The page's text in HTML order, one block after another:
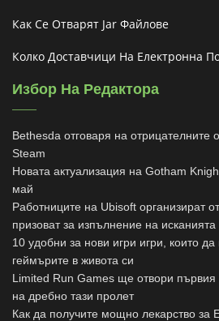
Как Се Отварят Jar Файлове
Колко Доставчици На Електронна
Избор На Редактора
Bethesda отговаря на отрицателните
Steam
Новата актуализация на Gotham
май
Работниците на Ubisoft организират
призоват за изпълнение на исканията
10 удобни за нови игри игри, които
геймърите в живота си
Limited Run Games ще отвори първия
на дребно тази пролет
Как да получите мощно лекарство за